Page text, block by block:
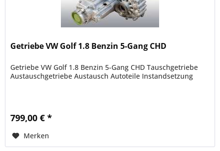
Getriebe VW Golf 1.8 Benzin 5-Gang CHD
Getriebe VW Golf 1.8 Benzin 5-Gang CHD Tauschgetriebe
Austauschgetriebe Austausch Autoteile Instandsetzung
799,00 € *
Merken